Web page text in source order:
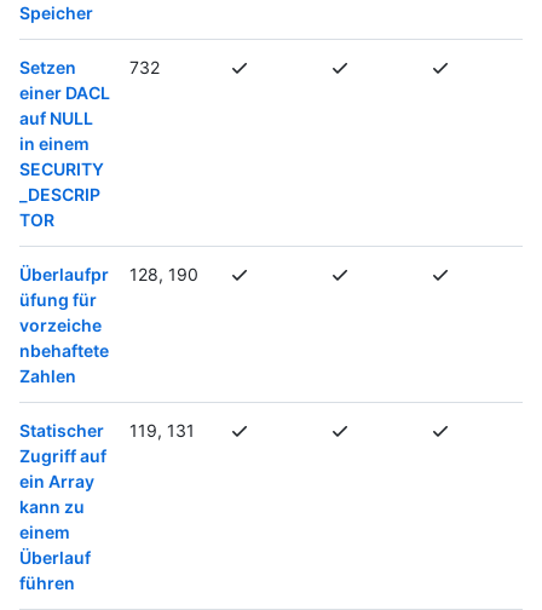
Speicher
Setzen
einer DACL
auf NULL
in einem
SECURITY
_DESCRIP
TOR
732
Überlaufpr
üfung für
vorzeiche
nbehaftete
Zahlen
128, 190
Statischer
Zugriff auf
ein Array
kann zu
einem
Überlauf
führen
119, 131